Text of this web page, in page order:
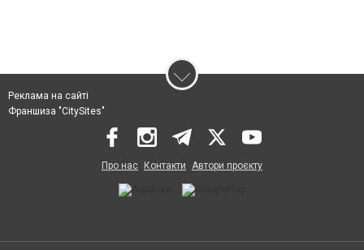
Реклама на сайті
Франшиза "CitySites"
Про нас Контакти Автори проєкту